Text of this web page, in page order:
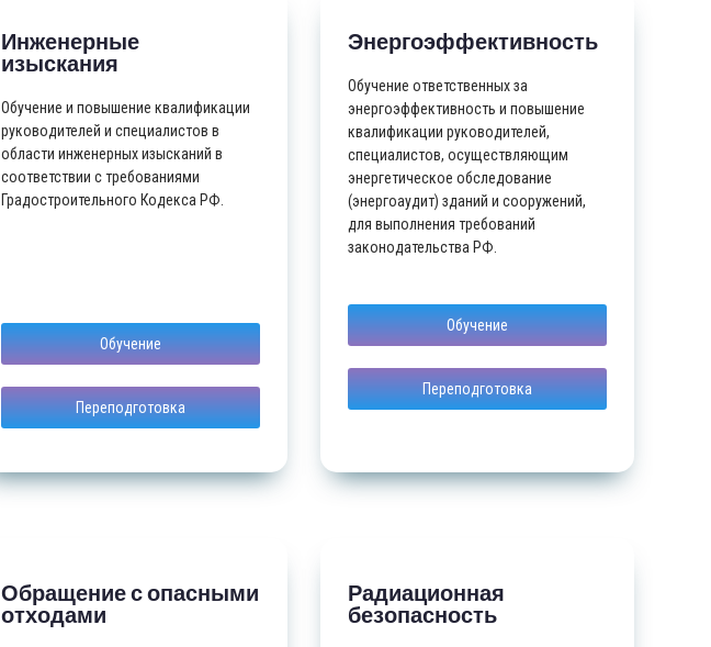
Инженерные
изыскания
Обучение и повышение квалификации
руководителей и специалистов в
области инженерных изысканий в
соответствии с требованиями
Градостроительного Кодекса РФ.
Обучение
Переподготовка
Энергоэффективность
Обучение ответственных за
энергоэффективность и повышение
квалификации руководителей,
специалистов, осуществляющим
энергетическое обследование
(энергоаудит) зданий и сооружений,
для выполнения требований
законодательства РФ.
Обучение
Переподготовка
Обращение с опасными
отходами
Радиационная
безопасность